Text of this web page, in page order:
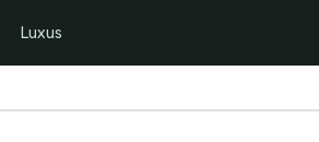
Luxus